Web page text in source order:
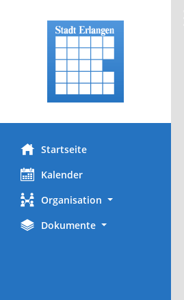
Startseite
Kalender
Organisation
Dokumente